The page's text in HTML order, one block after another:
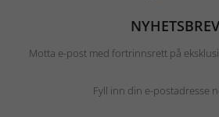
NYHETSBREV
Motta e-post med fortrinnsrett på
Fyll inn din e-postadresse